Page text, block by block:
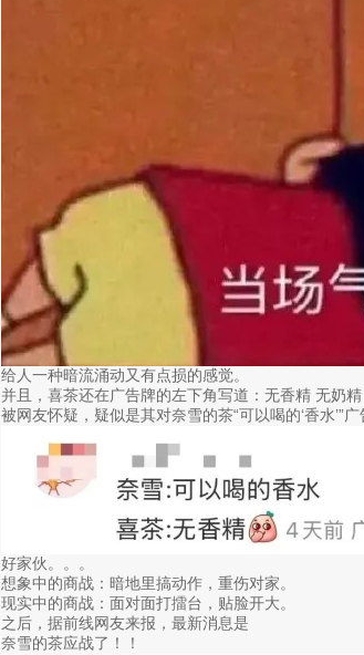
给人一种暗流涌动又有点损的感觉。
并且，喜茶还在广告牌的左下角写道：无香精 无奶精
被网友怀疑，疑似是其对奈雪的茶“可以喝的‘香水’”广
好家伙。。。
想象中的商战：暗地里搞动作，重伤对家。
现实中的商战：面对面打擂台，贴脸开大。
之后，据前线网友来报，最新消息是
奈雪的茶应战了！！